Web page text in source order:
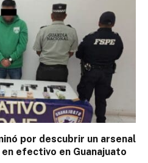
por descubrir un arsenal
efectivo en Guanajuato